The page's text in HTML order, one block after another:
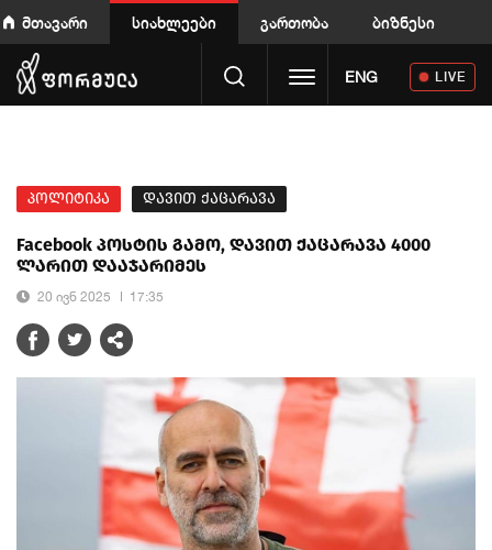
მთავარი სიახლეები გართობა ბიზნესი
Toggle navigation
ENG LIVE
პოლიტიკა დავით ქაცარავა
Facebook პოსტის გამო, დავით ქაცარავა 4000
ლარით დააჯარიმეს
20 ივნ 2025 17:35